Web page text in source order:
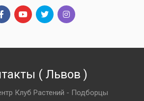
( Львов )
Клуб Растений - Подборцы